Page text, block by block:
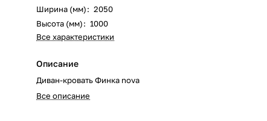
Ширина (мм): 2050
Высота (мм): 1000
Все характеристики
Описание
Диван-кровать Финка nova
Все описание